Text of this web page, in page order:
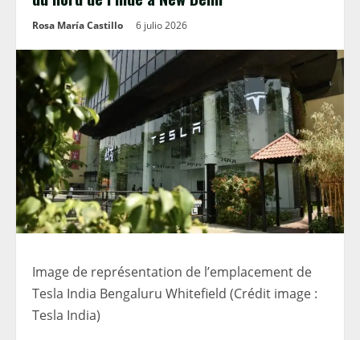
Rosa María Castillo 6 julio 2026
Image de représentation de l’emplacement de
Tesla India Bengaluru Whitefield (Crédit image :
Tesla India)